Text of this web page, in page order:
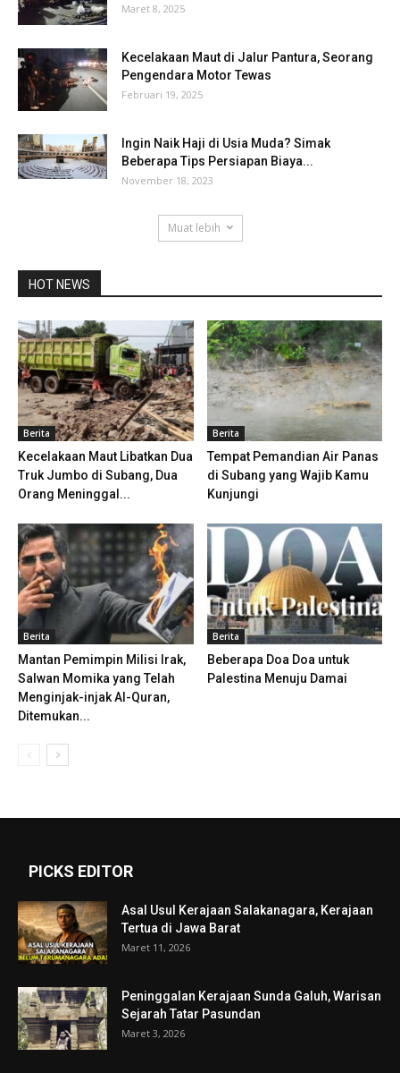
Maret 8, 2025
Kecelakaan Maut di Jalur Pantura, Seorang
Pengendara Motor Tewas
Februari 19, 2025
Ingin Naik Haji di Usia Muda? Simak
Beberapa Tips Persiapan Biaya...
November 18, 2023
Muat lebih
HOT NEWS
Berita
Kecelakaan Maut Libatkan Dua
Truk Jumbo di Subang, Dua
Orang Meninggal...
Berita
Tempat Pemandian Air Panas
di Subang yang Wajib Kamu
Kunjungi
Berita
Mantan Pemimpin Milisi Irak,
Salwan Momika yang Telah
Menginjak-injak Al-Quran,
Ditemukan...
Berita
Beberapa Doa Doa untuk
Palestina Menuju Damai
PICKS EDITOR
Asal Usul Kerajaan Salakanagara, Kerajaan
Tertua di Jawa Barat
Maret 11, 2026
Peninggalan Kerajaan Sunda Galuh, Warisan
Sejarah Tatar Pasundan
Maret 3, 2026